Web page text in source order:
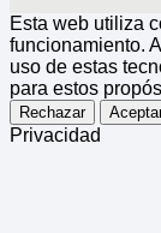
Esta web utiliza
funcionamiento.
uso de estas
para estos
Rechazar
Privacidad